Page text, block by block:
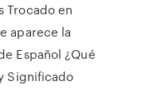
Trocado en
aparece la
Español ¿Qué
Significado